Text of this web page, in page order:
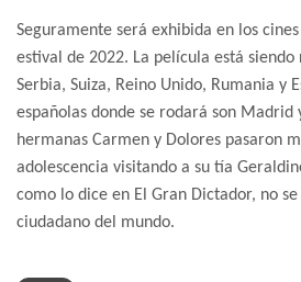
Seguramente será exhibida en los
estival de 2022. La película está siendo
Serbia, Suiza, Reino Unido, Rumania y
españolas donde se rodará son Madrid
hermanas Carmen y Dolores pasaron
adolescencia visitando a su tía
como lo dice en El Gran Dictador, no
ciudadano del mundo.